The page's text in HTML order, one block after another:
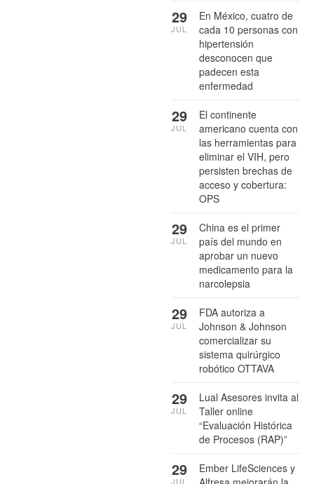
En México, cuatro de
cada 10 personas con
hipertensión
desconocen que
padecen esta
enfermedad
29
JUL
El continente
americano cuenta con
las herramientas para
eliminar el VIH, pero
persisten brechas de
acceso y cobertura:
OPS
29
JUL
China es el primer
país del mundo en
aprobar un nuevo
medicamento para la
narcolepsia
29
JUL
FDA autoriza a
Johnson & Johnson
comercializar su
sistema quirúrgico
robótico OTTAVA
29
JUL
Lual Asesores invita al
Taller online
“Evaluación Histórica
de Procesos (RAP)”
29
JUL
Ember LifeSciences y
29
JUL